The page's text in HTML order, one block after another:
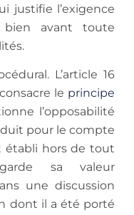
justifie l’exigence
avant toute
L’article 16
le principe
l’opposabilité
pour le compte
établi hors de tout
sa valeur
une discussion
dont il a été porté